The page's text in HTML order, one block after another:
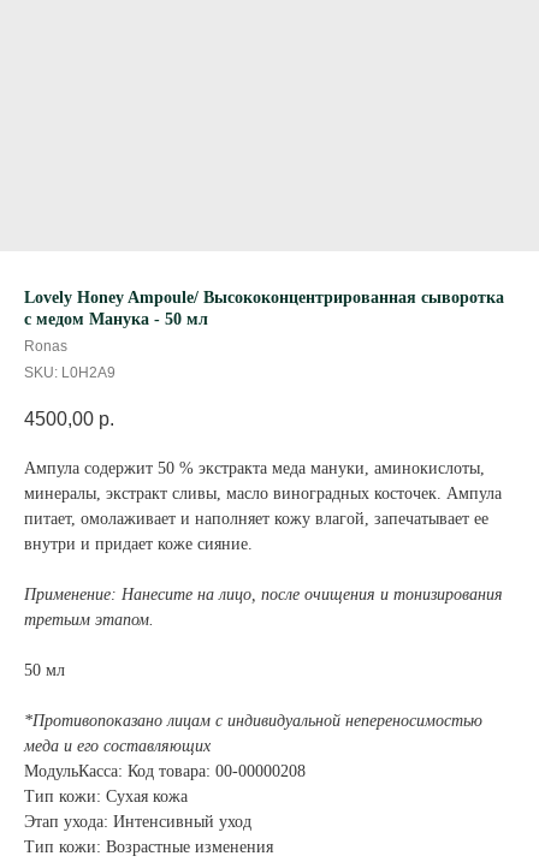
Lovely Honey Ampoule/ Высококонцентрированная сыворотка
с медом Манука - 50 мл
Ronas
SKU: L0H2A9
4500,00 р.
Ампула содержит 50 % экстракта меда мануки, аминокислоты,
минералы, экстракт сливы, масло виноградных косточек. Ампула
питает, омолаживает и наполняет кожу влагой, запечатывает ее
внутри и придает коже сияние.
Применение: Нанесите на лицо, после очищения и тонизирования
третьим этапом.
50 мл
*Противопоказано лицам с индивидуальной непереносимостью
меда и его составляющих
МодульКасса: Код товара: 00-00000208
Тип кожи: Сухая кожа
Этап ухода: Интенсивный уход
Тип кожи: Возрастные изменения